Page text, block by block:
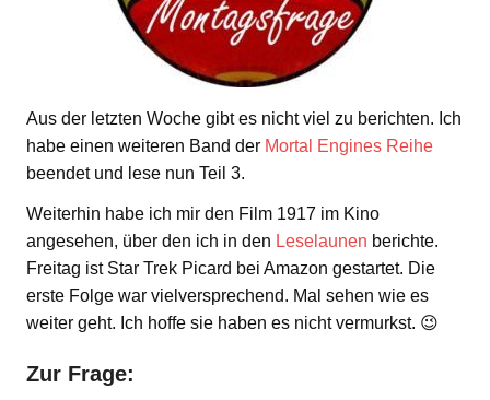
Aus der letzten Woche gibt es nicht viel zu berichten. Ich
habe einen weiteren Band der Mortal Engines Reihe
beendet und lese nun Teil 3.
Weiterhin habe ich mir den Film 1917 im Kino
angesehen, über den ich in den Leselaunen berichte.
Freitag ist Star Trek Picard bei Amazon gestartet. Die
erste Folge war vielversprechend. Mal sehen wie es
weiter geht. Ich hoffe sie haben es nicht vermurkst. 😉
Zur Frage: